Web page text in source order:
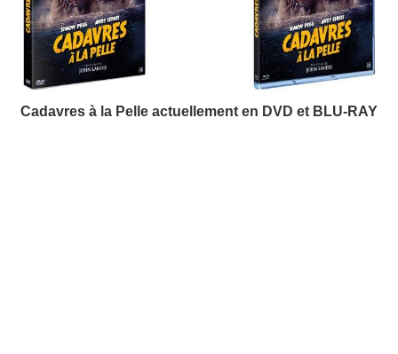
Cadavres à la Pelle actuellement en DVD et BLU-RAY